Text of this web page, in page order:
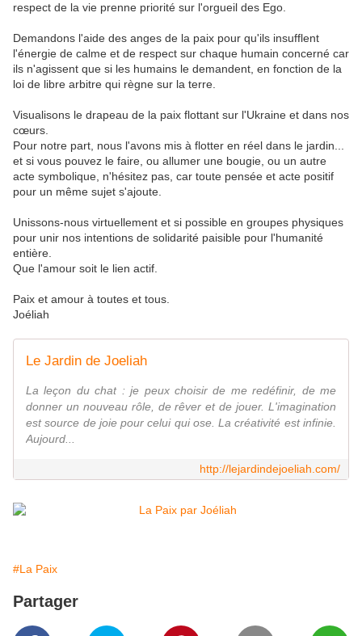
respect de la vie prenne priorité sur l'orgueil des Ego.
Demandons l'aide des anges de la paix pour qu'ils insufflent
l'énergie de calme et de respect sur chaque humain concerné car
ils n'agissent que si les humains le demandent, en fonction de la
loi de libre arbitre qui règne sur la terre.
Visualisons le drapeau de la paix flottant sur l'Ukraine et dans nos
cœurs.
Pour notre part, nous l'avons mis à flotter en réel dans le jardin...
et si vous pouvez le faire, ou allumer une bougie, ou un autre
acte symbolique, n'hésitez pas, car toute pensée et acte positif
pour un même sujet s'ajoute.
Unissons-nous virtuellement et si possible en groupes physiques
pour unir nos intentions de solidarité paisible pour l'humanité
entière.
Que l'amour soit le lien actif.
Paix et amour à toutes et tous.
Joéliah
Le Jardin de Joeliah
La leçon du chat : je peux choisir de me redéfinir, de me
donner un nouveau rôle, de rêver et de jouer. L'imagination
est source de joie pour celui qui ose. La créativité est infinie.
Aujourd...
http://lejardindejoeliah.com/
#La Paix
Partager